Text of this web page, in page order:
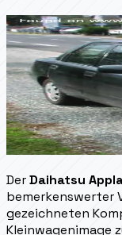
DerDaihatsu
bemerkenswerter
gezeichneten
Kleinwagenimage